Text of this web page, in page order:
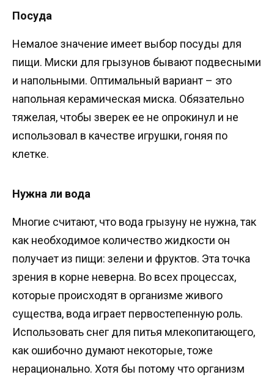
Посуда
Немалое значение имеет выбор посуды для
пищи. Миски для грызунов бывают подвесными
и напольными. Оптимальный вариант – это
напольная керамическая миска. Обязательно
тяжелая, чтобы зверек ее не опрокинул и не
использовал в качестве игрушки, гоняя по
клетке.
Нужна ли вода
Многие считают, что вода грызуну не нужна, так
как необходимое количество жидкости он
получает из пищи: зелени и фруктов. Эта точка
зрения в корне неверна. Во всех процессах,
которые происходят в организме живого
существа, вода играет первостепенную роль.
Использовать снег для питья млекопитающего,
как ошибочно думают некоторые, тоже
нерационально. Хотя бы потому что организм